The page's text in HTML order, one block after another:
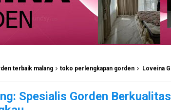
terbaik malang toko perlengkapan gorden Loveina Gorden Malang: Spesialis Gorden Berkualitas dengan Harga Terjangkau
Spesialis Gorden Berkualitas